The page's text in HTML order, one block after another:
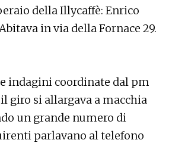
della Illycaffè: Enrico
in via della Fornace 29.
indagini coordinate dal pm
giro si allargava a macchia
un grande numero di
parlavano al telefono